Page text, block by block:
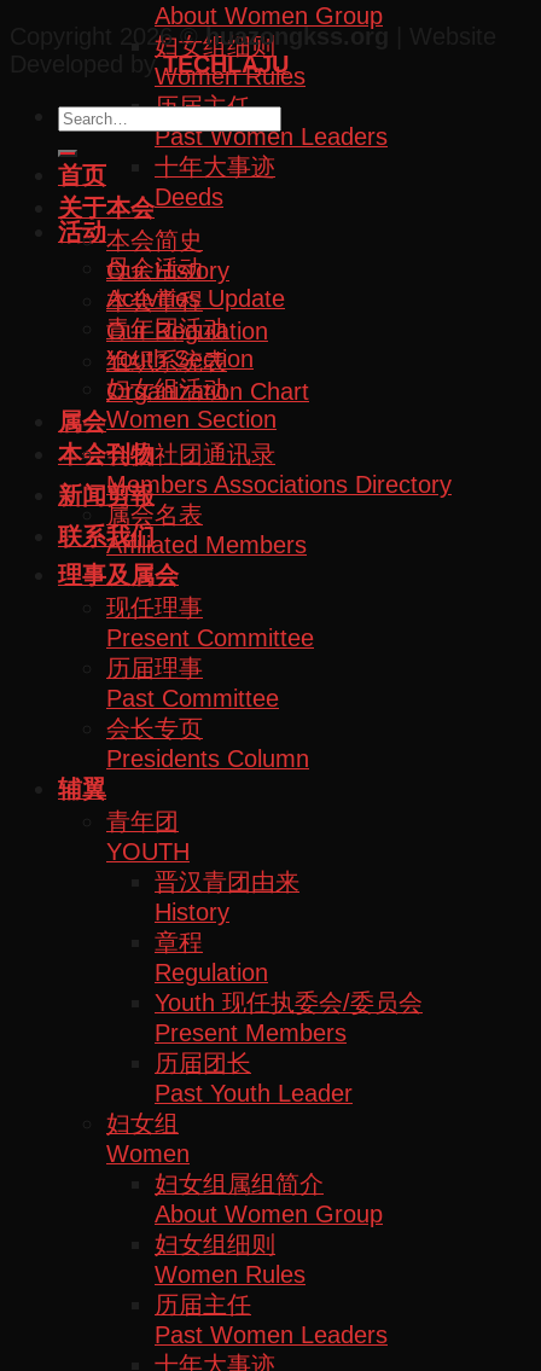
About Women Group
妇女组细则
Women Rules
历届主任
Past Women Leaders
十年大事迹
Deeds
活动
母会活动
Activities Update
青年团活动
Youth Section
妇女组活动
Women Section
本会刊物
新闻剪報
联系我们
Copyright 2026 ©huazongkss.org
Developed byTECHLAJU
首页
关于本会
本会简史
Our History
本会章程
Our Regulation
组织系统表
Organization Chart
属会
会员社团通讯录
Members Associations Directory
属会名表
Affiliated Members
理事及属会
现任理事
Present Committee
历届理事
Past Committee
会长专页
Presidents Column
辅翼
青年团
YOUTH
晋汉青团由来
History
章程
Regulation
Youth 现任执委会/委员会
Present Members
历届团长
Past Youth Leader
妇女组
Women
妇女组属组简介
About Women Group
妇女组细则
Women Rules
历届主任
Past Women Leaders
十年大事迹